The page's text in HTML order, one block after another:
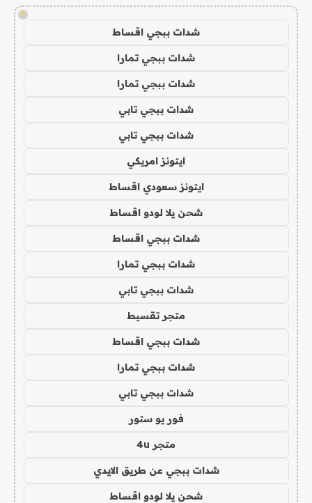
!
شدات ببجي اقساط
شدات ببجي تمارا
شدات ببجي تمارا
شدات ببجي تابي
شدات ببجي تابي
ايتونز امريكي
ايتونز سعودي اقساط
شحن يلا لودو اقساط
شدات ببجي اقساط
شدات ببجي تمارا
شدات ببجي تابي
متجر تقسيط
شدات ببجي اقساط
شدات ببجي تمارا
شدات ببجي تابي
فور يو ستور
متجر 4u
شدات ببجي عن طريق الايدي
شحن يلا لودو اقساط